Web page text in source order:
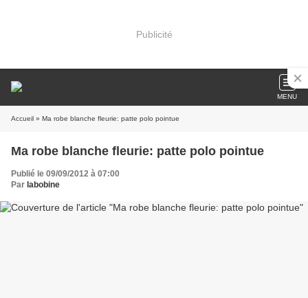
Publicité
MENU
Accueil » Ma robe blanche fleurie: patte polo pointue
Ma robe blanche fleurie: patte polo pointue
Publié le 09/09/2012 à 07:00
Par labobine